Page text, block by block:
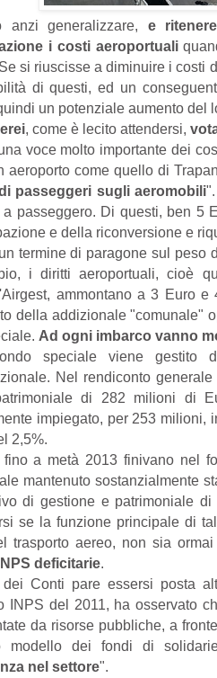
anzi generalizzare, e
i costi aeroportuali
si riuscisse a diminuire i costi
di questi, ed un
un potenziale aumento del
, come è lecito attendersi,
voce molto importante dei
aeroporto come quello di
passeggeri sugli aeromobili
a passeggero. Di questi, ben 5
e della riconversione e
termine di paragone sul
i diritti aeroportuali, cioè
ammontano a 3 Euro
della addizionale "comunale"
Ad ogni imbarco vanno
speciale viene gestito
Nel rendiconto
di 282 milioni di
impiegato, per 253 milioni,
2,5%.
fino a metà 2013 finivano nel
mantenuto sostanzialmente
di gestione e patrimoniale
se la funzione principale di
trasporto aereo, non sia
deficitarie.
dei Conti pare essersi posta
INPS del 2011, ha osservato
da risorse pubbliche, a
modello dei fondi di
nel settore".